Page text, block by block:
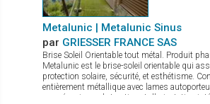
Metalunic | Metalunic Sinus
par GRIESSER FRANCE SAS
Brise Soleil Orientable tout métal. Produit
Metalunic est le brise-soleil orientable qui
protection solaire, sécurité, et esthétisme.
entièrement métallique avec lames
un mécanisme de traction et d'orientation